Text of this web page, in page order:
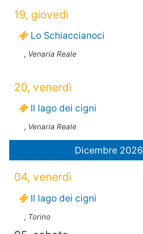
19, giovedì
Lo Schiaccianoci
, Venaria Reale
20, venerdì
Il lago dei cigni
, Venaria Reale
Dicembre 2026
04, venerdì
Il lago dei cigni
, Torino